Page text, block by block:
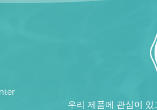
우리 제품에 관심이